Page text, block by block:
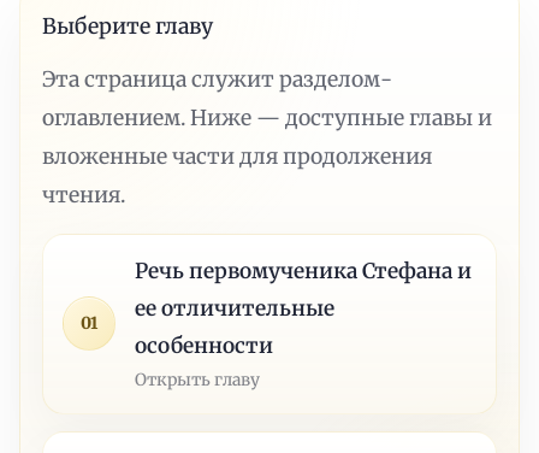
Выберите главу
Эта страница служит разделом-
оглавлением. Ниже — доступные главы и
вложенные части для продолжения
чтения.
01
Речь первомученика Стефана и
ее отличительные
особенности
Открыть главу